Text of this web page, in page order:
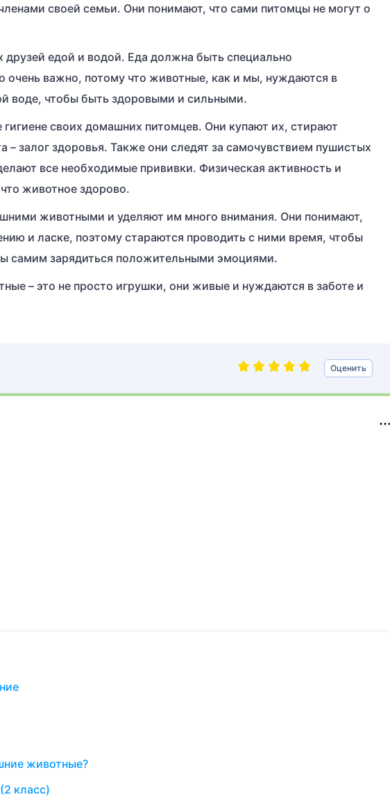
своей семьи. Они понимают, что сами питомцы не могут о
едой и водой. Еда должна быть специально
очень важно, потому что животные, как и мы, нуждаются в
воде, чтобы быть здоровыми и сильными.
своих домашних питомцев. Они купают их, стирают
– залог здоровья. Также они следят за самочувствием пушистых
все необходимые прививки. Физическая активность и
животное здорово.
животными и уделяют им много внимания. Они понимают,
и ласке, поэтому стараются проводить с ними время, чтобы
самим зарядиться положительными эмоциями.
– это не просто игрушки, они живые и нуждаются в заботе и
Оценить
животные?
класс)